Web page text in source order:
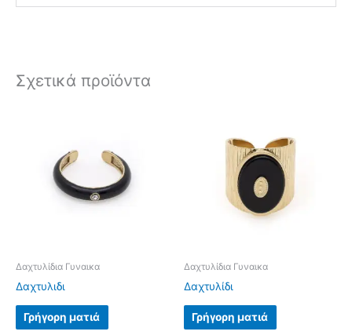
Σχετικά προϊόντα
Δαχτυλίδια Γυναικα
Δαχτυλιδι
Γρήγορη ματιά
Δαχτυλίδια Γυναικα
Δαχτυλίδι
Γρήγορη ματιά